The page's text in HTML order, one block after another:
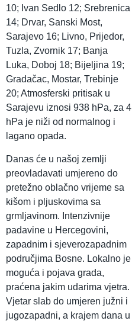
10; Ivan Sedlo 12; Srebrenica
14; Drvar, Sanski Most,
Sarajevo 16; Livno, Prijedor,
Tuzla, Zvornik 17; Banja
Luka, Doboj 18; Bijeljina 19;
Gradačac, Mostar, Trebinje
20; Atmosferski pritisak u
Sarajevu iznosi 938 hPa, za 4
hPa je niži od normalnog i
lagano opada.
Danas će u našoj zemlji
preovladavati umjereno do
pretežno oblačno vrijeme sa
kišom i pljuskovima sa
grmljavinom. Intenzivnije
padavine u Hercegovini,
zapadnim i sjeverozapadnim
područjima Bosne. Lokalno je
moguća i pojava grada,
praćena jakim udarima vjetra.
Vjetar slab do umjeren južni i
jugozapadni, a krajem dana u